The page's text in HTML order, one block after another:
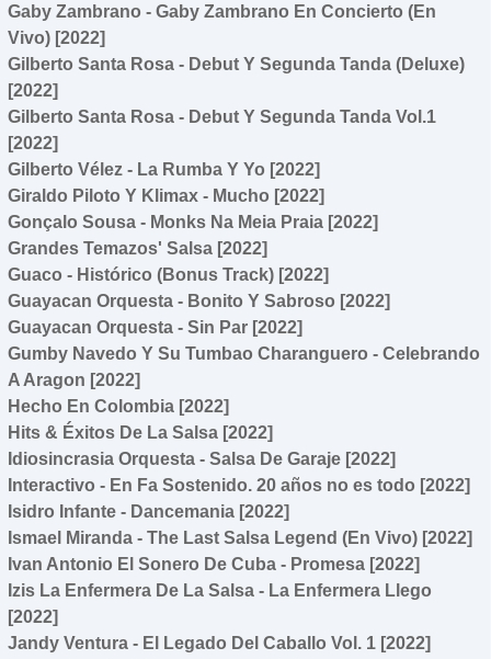
Gaby Zambrano - Gaby Zambrano En Concierto (En
Vivo) [2022]
Gilberto Santa Rosa - Debut Y Segunda Tanda (Deluxe)
[2022]
Gilberto Santa Rosa - Debut Y Segunda Tanda Vol.1
[2022]
Gilberto Vélez - La Rumba Y Yo [2022]
Giraldo Piloto Y Klimax - Mucho [2022]
Gonçalo Sousa - Monks Na Meia Praia [2022]
Grandes Temazos' Salsa [2022]
Guaco - Histórico (Bonus Track) [2022]
Guayacan Orquesta - Bonito Y Sabroso [2022]
Guayacan Orquesta - Sin Par [2022]
Gumby Navedo Y Su Tumbao Charanguero - Celebrando
A Aragon [2022]
Hecho En Colombia [2022]
Hits & Éxitos De La Salsa [2022]
Idiosincrasia Orquesta - Salsa De Garaje [2022]
Interactivo - En Fa Sostenido. 20 años no es todo [2022]
Isidro Infante - Dancemania [2022]
Ismael Miranda - The Last Salsa Legend (En Vivo) [2022]
Ivan Antonio El Sonero De Cuba - Promesa [2022]
Izis La Enfermera De La Salsa - La Enfermera Llego
[2022]
Jandy Ventura - El Legado Del Caballo Vol. 1 [2022]